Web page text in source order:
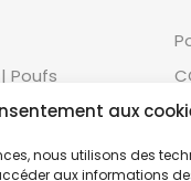
aux
nous utilisons des
aux informations
Poufs